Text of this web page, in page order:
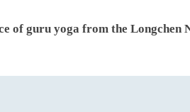
of guru yoga from the Longchen